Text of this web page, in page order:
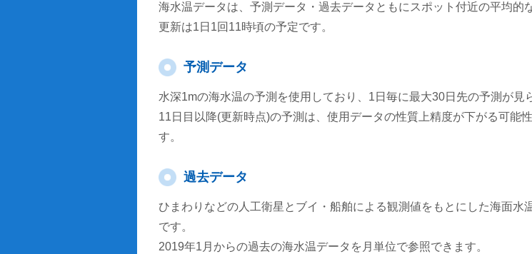
海水温データは、予測データ・過去データともにスポット付近の平均的
更新は1日1回11時頃の予定です。
予測データ
水深1mの海水温の予測を使用しており、1日毎に最大30日先の予測が見
11日目以降(更新時点)の予測は、使用データの性質上精度が下がる可能
す。
過去データ
ひまわりなどの人工衛星とブイ・船舶による観測値をもとにした海面水
です。
2019年1月からの過去の海水温データを月単位で参照できます。